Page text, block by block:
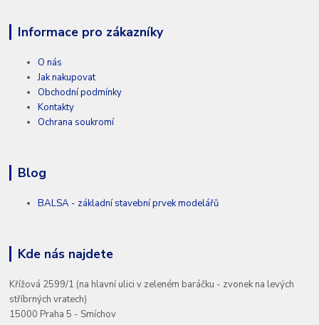
Informace pro zákazníky
O nás
Jak nakupovat
Obchodní podmínky
Kontakty
Ochrana soukromí
Blog
BALSA - základní stavební prvek modelářů
Kde nás najdete
Křížová 2599/1 (na hlavní ulici v zeleném baráčku - zvonek na levých
stříbrných vratech)
15000 Praha 5 - Smíchov